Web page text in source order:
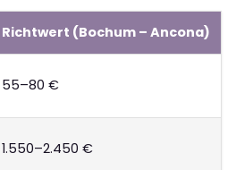
Richtwert (Bochum – Ancona)
55–80 €
1.550–2.450 €